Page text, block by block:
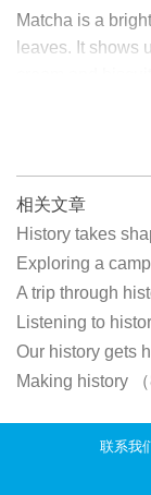
Matcha is a
leaves. It shows
相关文章
History takes
Exploring a
A trip through
Listening to
Our history gets
Making history （
联系我